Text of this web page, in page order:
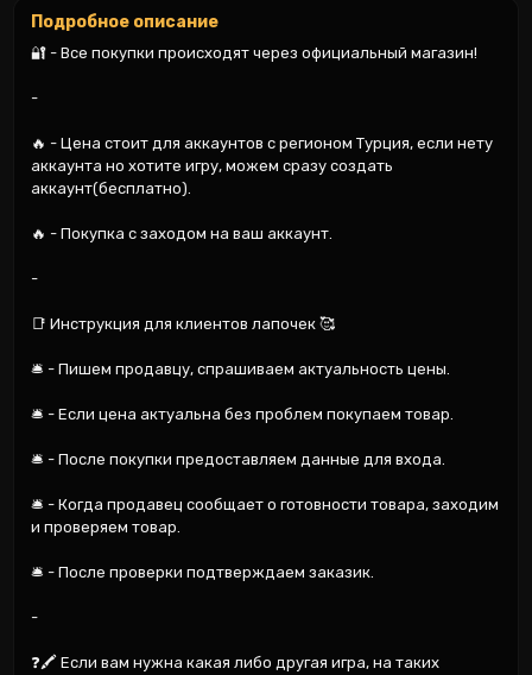
Подробное описание
🔐 - Все покупки происходят через официальный магазин!
-
🔥 - Цена стоит для аккаунтов с регионом Турция, если нету
аккаунта но хотите игру, можем сразу создать
аккаунт(бесплатно).
🔥 - Покупка с заходом на ваш аккаунт.
-
📑 Инструкция для клиентов лапочек 🥰
🛎️ - Пишем продавцу, спрашиваем актуальность цены.
🛎️ - Если цена актуальна без проблем покупаем товар.
🛎️ - После покупки предоставляем данные для входа.
🛎️ - Когда продавец сообщает о готовности товара, заходим
и проверяем товар.
🛎️ - После проверки подтверждаем заказик.
-
❓🖍️ Если вам нужна какая либо другая игра, на таких